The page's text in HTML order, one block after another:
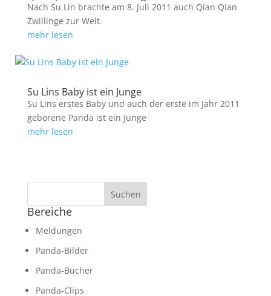
Nach Su Lin brachte am 8. Juli 2011 auch Qian Qian
Zwillinge zur Welt.
mehr lesen
Su Lins Baby ist ein Junge
Su Lins erstes Baby und auch der erste im Jahr 2011
geborene Panda ist ein Junge
mehr lesen
Bereiche
Meldungen
Panda-Bilder
Panda-Bücher
Panda-Clips